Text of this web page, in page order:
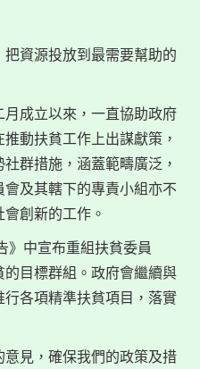
資源投放到最需要幫助的
成立以來，一直協助政府
動扶貧工作上出謀獻策，
群措施，涵蓋範疇廣泛，
及其轄下的專責小組亦不
創新的工作。
》中宣布重組扶貧委員
目標群組。政府會繼續與
各項精準扶貧項目，落實
見，確保我們的政策及措